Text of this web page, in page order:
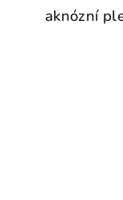
aknózní